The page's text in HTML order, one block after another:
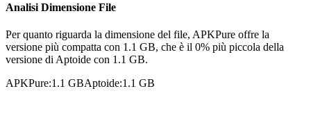
Analisi Dimensione File
Per quanto riguarda la dimensione del file, APKPure offre la
versione più compatta con 1.1 GB, che è il 0% più piccola della
versione di Aptoide con 1.1 GB.
APKPure:1.1 GBAptoide:1.1 GB